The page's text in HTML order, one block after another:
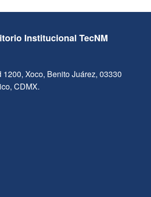
Institucional TecNM
Xoco, Benito Juárez, 03330
CDMX.